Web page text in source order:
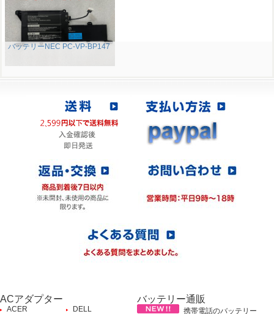
バッテリーNEC PC-VP-BP147
ACアダプター
ACER DELL
バッテリー通販
携帯電話のバッテリー